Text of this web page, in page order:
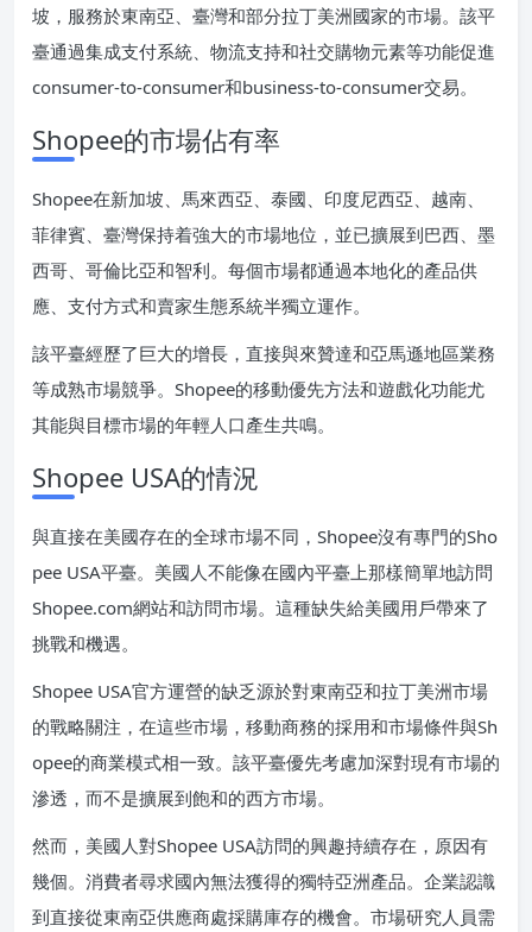
坡，服務於東南亞、臺灣和部分拉丁美洲國家的市場。該平
臺通過集成支付系統、物流支持和社交購物元素等功能促進
consumer-to-consumer和business-to-consumer交易。
Shopee的市場佔有率
Shopee在新加坡、馬來西亞、泰國、印度尼西亞、越南、
菲律賓、臺灣保持着強大的市場地位，並已擴展到巴西、墨
西哥、哥倫比亞和智利。每個市場都通過本地化的產品供
應、支付方式和賣家生態系統半獨立運作。
該平臺經歷了巨大的增長，直接與來贊達和亞馬遜地區業務
等成熟市場競爭。Shopee的移動優先方法和遊戲化功能尤
其能與目標市場的年輕人口產生共鳴。
Shopee USA的情況
與直接在美國存在的全球市場不同，Shopee沒有專門的Sho
pee USA平臺。美國人不能像在國內平臺上那樣簡單地訪問
Shopee.com網站和訪問市場。這種缺失給美國用戶帶來了
挑戰和機遇。
Shopee USA官方運營的缺乏源於對東南亞和拉丁美洲市場
的戰略關注，在這些市場，移動商務的採用和市場條件與Sh
opee的商業模式相一致。該平臺優先考慮加深對現有市場的
滲透，而不是擴展到飽和的西方市場。
然而，美國人對Shopee USA訪問的興趣持續存在，原因有
幾個。消費者尋求國內無法獲得的獨特亞洲產品。企業認識
到直接從東南亞供應商處採購庫存的機會。市場研究人員需